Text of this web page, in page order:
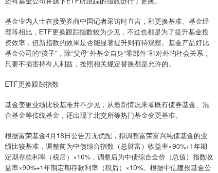
基金业内人士在接受券商中国记者采访时直言，和更换基准、基金经
理等相比，ETF更换跟踪指数较为少见，不过也都是为了提升基金投
资效率，但新指数的效果是否能显著提升则有待观察。基金产品好比
基金公司的“孩子”，除“父母”外基金自身“零部件”和对外的社会关系，
只要不损害持有人利益，按照相关规定替换都是允许的。
ETF更换跟踪指数
基金变更业绩比较基准并不少见，从最新情况来看既有债券基金、混
合基金等传统基金，还出现了北交所等热门基金变更基准。
根据富荣基金4月18日公告万无优配，拟调整富荣富兴纯债基金的业
绩比较基准，调整前为中债综合指数（总财富）收益率×90%+1年期
定期存款利率（税后）×10%，调整后为中债综合全价（总值）指数收
益率×90%+1年期定期存款利率（税后）×10%。根据中信建投基金公